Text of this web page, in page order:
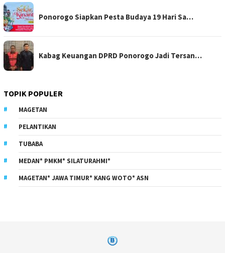
Ponorogo Siapkan Pesta Budaya 19 Hari Sa…
Kabag Keuangan DPRD Ponorogo Jadi Tersan…
TOPIK POPULER
MAGETAN
PELANTIKAN
TUBABA
MEDAN* PMKM* SILATURAHMI*
MAGETAN* JAWA TIMUR* KANG WOTO* ASN